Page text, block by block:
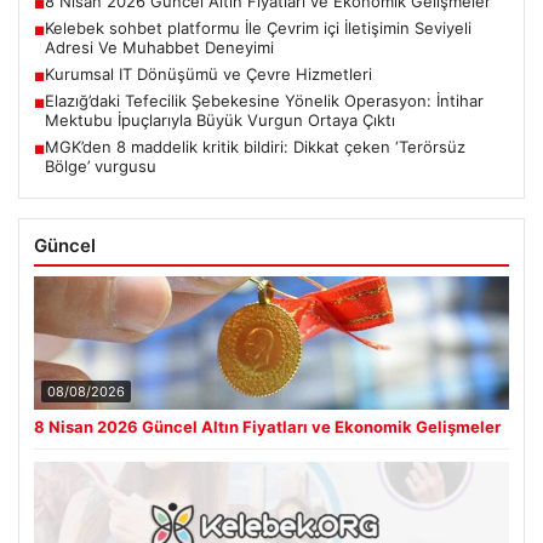
■
■Kelebek sohbet platformu İle Çevrim içi İletişimin Seviyeli
Adresi Ve Muhabbet Deneyimi
■Kurumsal IT Dönüşümü ve Çevre Hizmetleri
■Elazığ’daki Tefecilik Şebekesine Yönelik Operasyon: İntihar
Mektubu İpuçlarıyla Büyük Vurgun Ortaya Çıktı
■MGK’den 8 maddelik kritik bildiri: Dikkat çeken ‘Terörsüz
Bölge’ vurgusu
Güncel
08/08/2026
8 Nisan 2026 Güncel Altın Fiyatları ve Ekonomik Gelişmeler